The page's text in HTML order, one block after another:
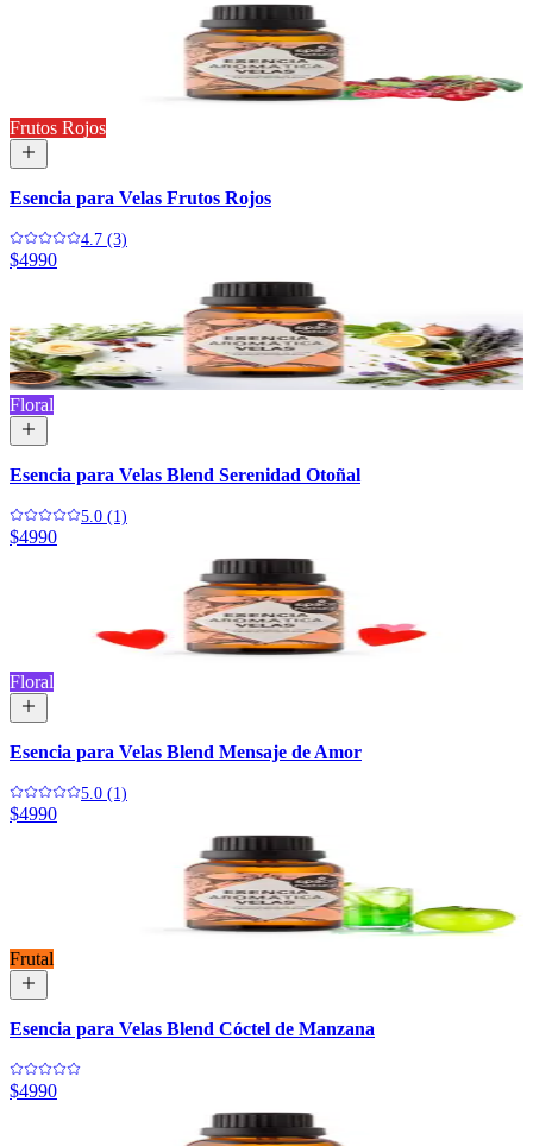
Frutos Rojos
Esencia para Velas Frutos Rojos
4.7 (3)
$4990
Floral
Esencia para Velas Blend Serenidad Otoñal
5.0 (1)
$4990
Floral
Esencia para Velas Blend Mensaje de Amor
5.0 (1)
$4990
Frutal
Esencia para Velas Blend Cóctel de Manzana
$4990